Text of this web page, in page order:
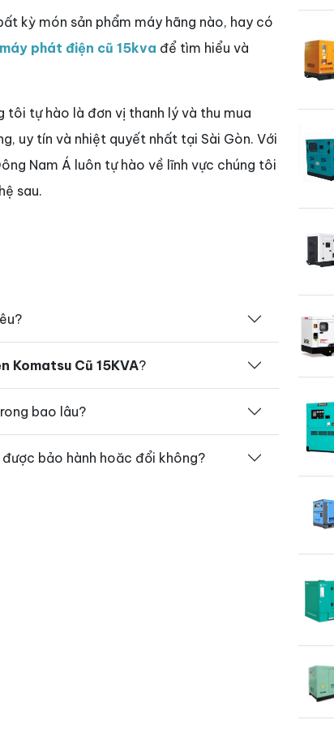
kỳ món sản phẩm máy hãng nào, hay có
máy phát điện cũ 15kva để tìm hiểu và
tôi tự hào là đơn vị thanh lý và thu mua
uy tín và nhiệt quyết nhất tại Sài Gòn. Với
Nam Á luôn tự hào về lĩnh vực chúng tôi
sau.
Komatsu Cũ 15KVA?
bao lâu?
bảo hành hoăc đổi không?